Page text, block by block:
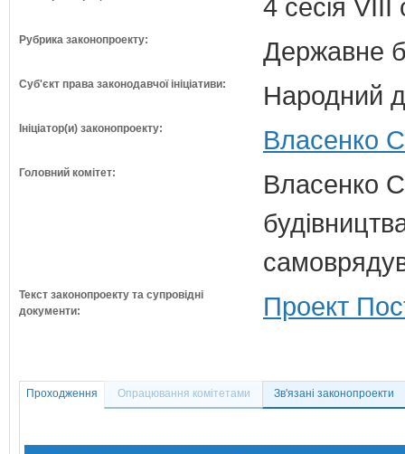
4 сесія VIII
Рубрика законопроекту: Державне
Суб'єкт права законодавчої ініціативи: Народний
Ініціатор(и) законопроекту: Власенко
Головний комітет:
Власенко
Текст законопроекту та супровідні
документи:
Проект
Проходження Опрацювання комітетами Зв'язані законопроекти